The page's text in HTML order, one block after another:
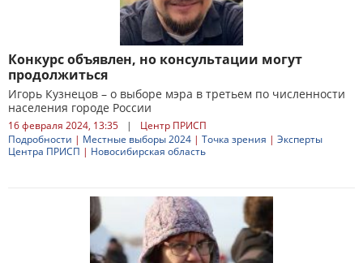
Конкурс объявлен, но консультации могут
продолжиться
Игорь Кузнецов – о выборе мэра в третьем по численности
населения городе России
16 февраля 2024, 13:35 |
Центр ПРИСП
Подробности | Местные выборы 2024 | Точка зрения | Эксперты
Центра ПРИСП | Новосибирская область